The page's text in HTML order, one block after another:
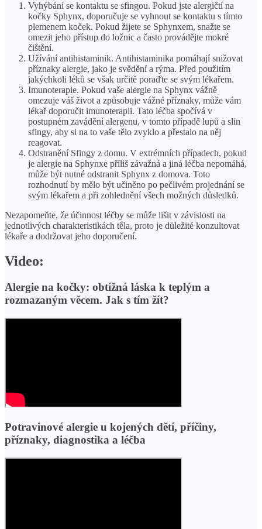
Vyhýbání se kontaktu se sfingou. Pokud jste alergičtí na
kočky Sphynx, doporučuje se vyhnout se kontaktu s tímto
plemenem koček. Pokud žijete se Sphynxem, snažte se
omezit jeho přístup do ložnic a často provádějte mokré
čištění.
Užívání antihistaminik. Antihistaminika pomáhají snižovat
příznaky alergie, jako je svědění a rýma. Před použitím
jakýchkoli léků se však určitě poraďte se svým lékařem.
Imunoterapie. Pokud vaše alergie na Sphynx vážně
omezuje váš život a způsobuje vážné příznaky, může vám
lékař doporučit imunoterapii. Tato léčba spočívá v
postupném zavádění alergenu, v tomto případě lupů a slin
sfingy, aby si na to vaše tělo zvyklo a přestalo na něj
reagovat.
Odstranění Sfingy z domu. V extrémních případech, pokud
je alergie na Sphynxe příliš závažná a jiná léčba nepomáhá,
může být nutné odstranit Sphynx z domova. Toto
rozhodnutí by mělo být učiněno po pečlivém projednání se
svým lékařem a při zohlednění všech možných důsledků.
Nezapomeňte, že účinnost léčby se může lišit v závislosti na
jednotlivých charakteristikách těla, proto je důležité konzultovat
lékaře a dodržovat jeho doporučení.
Video:
Alergie na kočky: obtížná láska k teplým a
rozmazaným věcem. Jak s tím žít?
Potravinové alergie u kojených dětí, příčiny,
příznaky, diagnostika a léčba